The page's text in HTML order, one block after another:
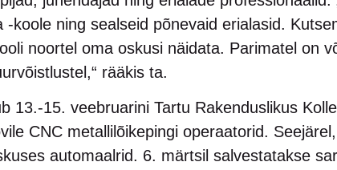
koole ning sealseid põnevaid erialasid.
noortel oma oskusi näidata. Parimatel on
rääkis ta.
13.-15. veebruarini Tartu Rakenduslikus
CNC metallilõikepingi operaatorid.
automaalrid. 6. märtsil salvestatakse